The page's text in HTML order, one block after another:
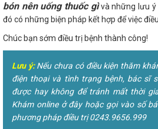
bón nên uống thuốc gìvà những lưu ý
đó có những biện pháp kết hợp để việc
Chúc bạn sớm điều trị bệnh thành công!
Lưu ý:Nếu chưa có điều kiện thăm
điện thoại và tình trạng bệnh, bác sĩ
được hay không để tránh mất thời
Khám online ở đây hoặc gọi vào số
phương pháp điều trị 0243.9656.999